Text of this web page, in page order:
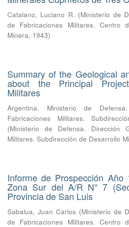
Catalano, Luciano R. (Ministerio de
de Fabricaciones Militares. Centro
Minera, 1943)
Summary of the Geological
about the Principal
Militares
Argentina. Ministerio de
Fabricaciones Militares.
(Ministerio de Defensa. Dirección
Militares. Subdirección de Desarrollo
Informe de Prospección Año
Zona Sur del A/R N° 7
Provincia de San Luis
Sabalua, Juan Carlos (Ministerio de
de Fabricaciones Militares. Centro